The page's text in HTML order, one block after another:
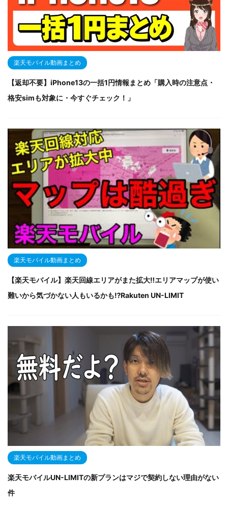
楽天モバイル動画まとめ
【返却不要】iPhone13の一括1円情報まとめ「購入時の注意点・
格安simも対象に・今すぐチェック！」
楽天モバイル動画まとめ
【楽天モバイル】楽天回線エリアがまた拡大‼エリアマップが使い
難いから気づかない人もいるかも⁉Rakuten UN-LIMIT
楽天モバイル動画まとめ
楽天モバイルUN-LIMITの新プランはマジで契約しない理由がない
件